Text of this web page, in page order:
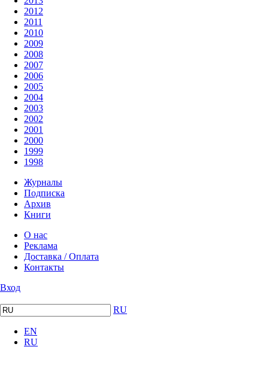
2012
2011
2010
2009
2008
2007
2006
2005
2004
2003
2002
2001
2000
1999
1998
Журналы
Подписка
Архив
Книги
О нас
Реклама
Доставка / Оплата
Контакты
Вход
RU
EN
RU